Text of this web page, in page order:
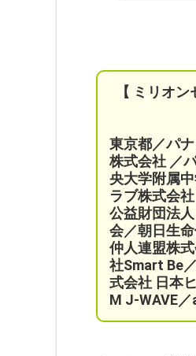
【 ミリオ
東京都／パ
株式会社 ／
央大学附属
ラブ株式会
公益財団法
会／朝日生
仲人連盟株
社Smart Be／
式会社 日本
M J-WAVE／